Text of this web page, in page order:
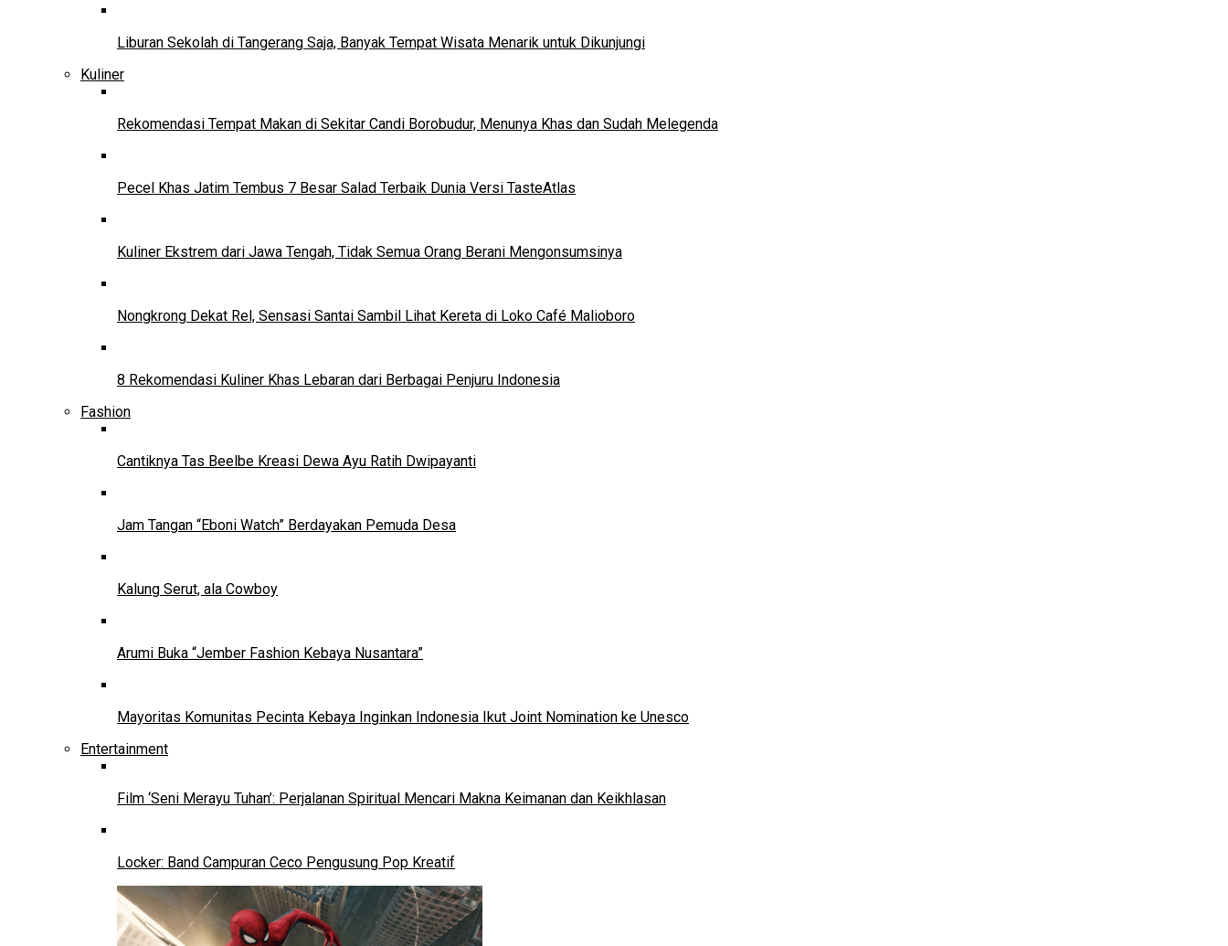
Liburan Sekolah di Tangerang Saja, Banyak Tempat Wisata Menarik untuk Dikunjungi
Kuliner
Rekomendasi Tempat Makan di Sekitar Candi Borobudur, Menunya Khas dan Sudah Melegenda
Pecel Khas Jatim Tembus 7 Besar Salad Terbaik Dunia Versi TasteAtlas
Kuliner Ekstrem dari Jawa Tengah, Tidak Semua Orang Berani Mengonsumsinya
Nongkrong Dekat Rel, Sensasi Santai Sambil Lihat Kereta di Loko Café Malioboro
8 Rekomendasi Kuliner Khas Lebaran dari Berbagai Penjuru Indonesia
Fashion
Cantiknya Tas Beelbe Kreasi Dewa Ayu Ratih Dwipayanti
Jam Tangan “Eboni Watch” Berdayakan Pemuda Desa
Kalung Serut, ala Cowboy
Arumi Buka “Jember Fashion Kebaya Nusantara”
Mayoritas Komunitas Pecinta Kebaya Inginkan Indonesia Ikut Joint Nomination ke Unesco
Entertainment
Film ‘Seni Merayu Tuhan’: Perjalanan Spiritual Mencari Makna Keimanan dan Keikhlasan
Locker: Band Campuran Ceco Pengusung Pop Kreatif